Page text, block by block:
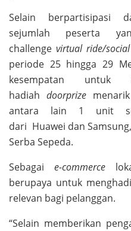
Selain berpartisipasi
sejumlah peserta
challenge virtual ride/
periode 25 hingga 29
kesempatan untuk
hadiah doorprize
antara lain 1 unit
dari Huawei dan
Serba Sepeda.
Sebagai e-commerce
berupaya untuk
relevan bagi pelanggan.
“Selain memberikan